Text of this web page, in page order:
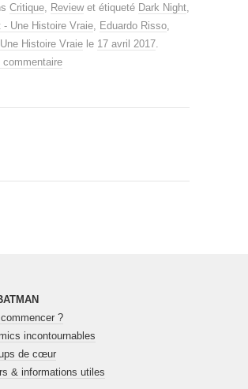
Critique Reviewet étiqueté Dark Night
- Une Histoire Vraie
Eduardo Risso
Une Histoire Vraie le 17 avril 2017
commentaire
?
incontournables
de cœur
& informations utiles